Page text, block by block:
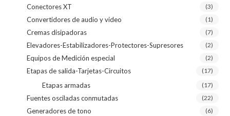
Conectores XT (3)
Convertidores de audio y video (1)
Cremas disipadoras (7)
Elevadores-Estabilizadores-Protectores-Supresores (2)
Equipos de Medición especial (2)
Etapas de salida-Tarjetas-Circuitos (17)
Etapas armadas (17)
Fuentes osciladas conmutadas (22)
Generadores de tono (6)